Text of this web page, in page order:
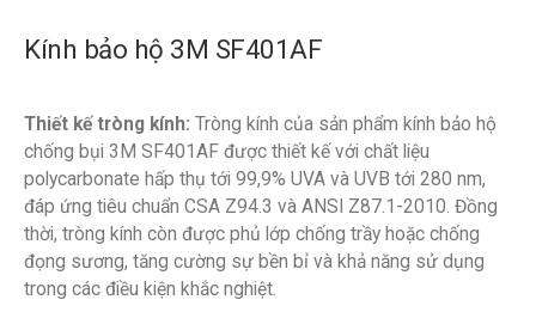
Kính bảo hộ 3M SF401AF
Thiết kế tròng kính: Tròng kính của sản phẩm kính bảo hộ
chống bụi 3M SF401AF được thiết kế với chất liệu
polycarbonate hấp thụ tới 99,9% UVA và UVB tới 280 nm,
đáp ứng tiêu chuẩn CSA Z94.3 và ANSI Z87.1-2010. Đồng
thời, tròng kính còn được phủ lớp chống trầy hoặc chống
đọng sương, tăng cường sự bền bỉ và khả năng sử dụng
trong các điều kiện khắc nghiệt.